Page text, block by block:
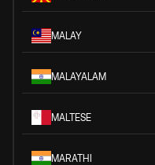
MALAY
MALAYALAM
MALTESE
MARATHI